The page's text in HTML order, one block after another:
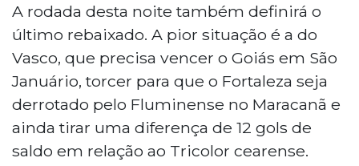
A rodada desta noite também definirá o
último rebaixado. A pior situação é a do
Vasco, que precisa vencer o Goiás em São
Januário, torcer para que o Fortaleza seja
derrotado pelo Fluminense no Maracanã e
ainda tirar uma diferença de 12 gols de
saldo em relação ao Tricolor cearense.